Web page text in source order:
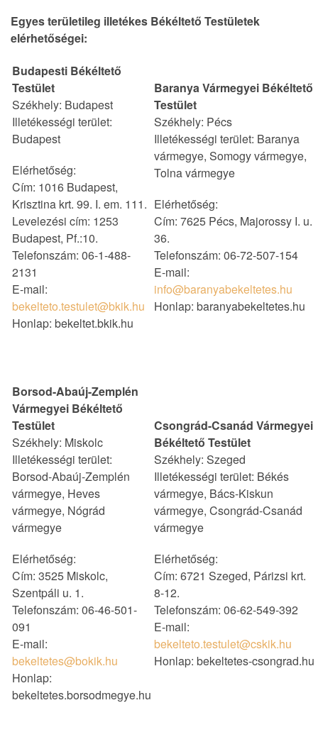
Egyes területileg illetékes Békéltető Testületek
elérhetőségei:
Budapesti Békéltető
Testület
Székhely: Budapest
Illetékességi terület:
Budapest
Elérhetőség:
Cím: 1016 Budapest,
Krisztina krt. 99. I. em. 111.
Levelezési cím: 1253
Budapest, Pf.:10.
Telefonszám: 06-1-488-
2131
E-mail:
bekelteto.testulet@bkik.hu
Honlap: bekeltet.bkik.hu
Baranya Vármegyei Békéltető
Testület
Székhely: Pécs
Illetékességi terület: Baranya
vármegye, Somogy vármegye,
Tolna vármegye
Elérhetőség:
Cím: 7625 Pécs, Majorossy I. u.
36.
Telefonszám: 06-72-507-154
E-mail:
info@baranyabekeltetes.hu
Honlap: baranyabekeltetes.hu
Borsod-Abaúj-Zemplén
Vármegyei Békéltető
Testület
Székhely: Miskolc
Illetékességi terület:
Borsod-Abaúj-Zemplén
vármegye, Heves
vármegye, Nógrád
vármegye
Elérhetőség:
Cím: 3525 Miskolc,
Szentpáli u. 1.
Telefonszám: 06-46-501-
091
E-mail:
bekeltetes@bokik.hu
Honlap:
bekeltetes.borsodmegye.hu
Csongrád-Csanád Vármegyei
Békéltető Testület
Székhely: Szeged
Illetékességi terület: Békés
vármegye, Bács-Kiskun
vármegye, Csongrád-Csanád
vármegye
Elérhetőség:
Cím: 6721 Szeged, Párizsi krt.
8-12.
Telefonszám: 06-62-549-392
E-mail:
bekelteto.testulet@cskik.hu
Honlap: bekeltetes-csongrad.hu